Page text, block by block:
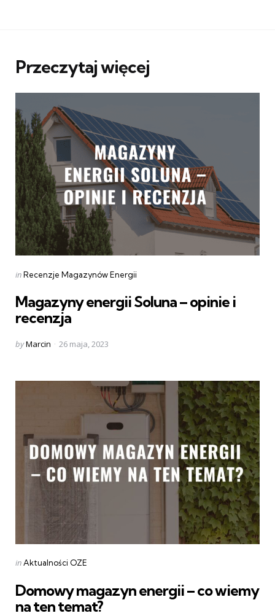
Przeczytaj więcej
Categories
Posted
inRecenzje Magazynów Energii
Magazyny energii Soluna – opinie i
recenzja
Posted
byMarcin 26 maja, 2023
Categories
Posted
inAktualności OZE
Domowy magazyn energii – co wiemy
na ten temat?